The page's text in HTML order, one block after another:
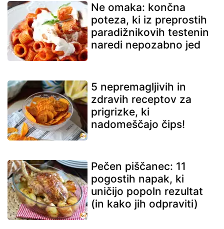
Ne omaka: končna
poteza, ki iz preprostih
paradižnikovih testenin
naredi nepozabno jed
5 nepremagljivih in
zdravih receptov za
prigrizke, ki
nadomeščajo čips!
Pečen piščanec: 11
pogostih napak, ki
uničijo popoln rezultat
(in kako jih odpraviti)